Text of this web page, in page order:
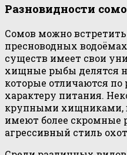
Разновидности
Сомов можно
пресноводных
существ имеет свои
хищные рыбы делятся
которые отличаются
характеру питания.
крупными хищниками,
имеют более скромные
агрессивный стиль